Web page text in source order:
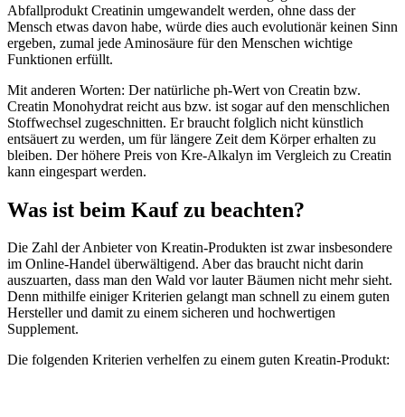
Abfallprodukt Creatinin umgewandelt werden, ohne dass der
Mensch etwas davon habe, würde dies auch evolutionär keinen Sinn
ergeben, zumal jede Aminosäure für den Menschen wichtige
Funktionen erfüllt.
Mit anderen Worten: Der natürliche ph-Wert von Creatin bzw.
Creatin Monohydrat reicht aus bzw. ist sogar auf den menschlichen
Stoffwechsel zugeschnitten. Er braucht folglich nicht künstlich
entsäuert zu werden, um für längere Zeit dem Körper erhalten zu
bleiben. Der höhere Preis von Kre-Alkalyn im Vergleich zu Creatin
kann eingespart werden.
Was ist beim Kauf zu beachten?
Die Zahl der Anbieter von Kreatin-Produkten ist zwar insbesondere
im Online-Handel überwältigend. Aber das braucht nicht darin
auszuarten, dass man den Wald vor lauter Bäumen nicht mehr sieht.
Denn mithilfe einiger Kriterien gelangt man schnell zu einem guten
Hersteller und damit zu einem sicheren und hochwertigen
Supplement.
Die folgenden Kriterien verhelfen zu einem guten Kreatin-Produkt: